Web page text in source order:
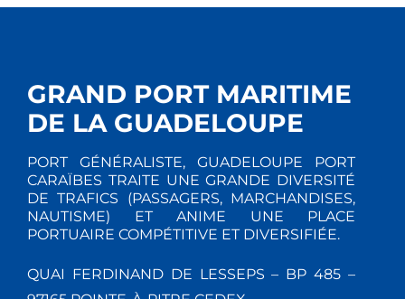
GRAND PORT MARITIME
DE LA GUADELOUPE
PORT GÉNÉRALISTE, GUADELOUPE PORT
CARAÏBES TRAITE UNE GRANDE DIVERSITÉ
DE TRAFICS (PASSAGERS, MARCHANDISES,
NAUTISME) ET ANIME UNE PLACE
PORTUAIRE COMPÉTITIVE ET DIVERSIFIÉE.
QUAI FERDINAND DE LESSEPS – BP 485 –